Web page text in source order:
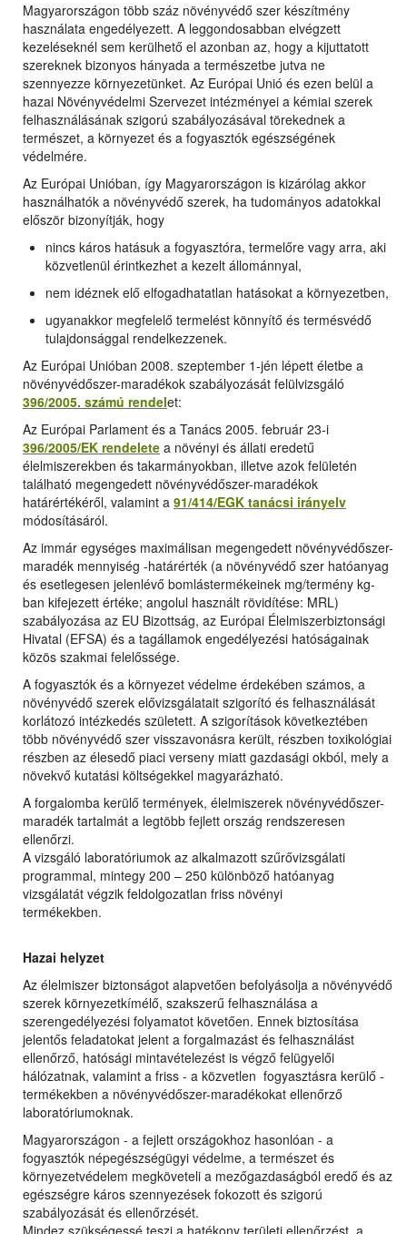
Magyarországon több száz növényvédő szer készítmény
használata engedélyezett. A leggondosabban elvégzett
kezeléseknél sem kerülhető el azonban az, hogy a kijuttatott
szereknek bizonyos hányada a természetbe jutva ne
szennyezze környezetünket. Az Európai Unió és ezen belül a
hazai Növényvédelmi Szervezet intézményei a kémiai szerek
felhasználásának szigorú szabályozásával törekednek a
természet, a környezet és a fogyasztók egészségének
védelmére.
Az Európai Unióban, így Magyarországon is kizárólag akkor
használhatók a növényvédő szerek, ha tudományos adatokkal
először bizonyítják, hogy
nincs káros hatásuk a fogyasztóra, termelőre vagy arra, aki
közvetlenül érintkezhet a kezelt állománnyal,
nem idéznek elő elfogadhatatlan hatásokat a környezetben,
ugyanakkor megfelelő termelést könnyítő és termésvédő
tulajdonsággal rendelkezzenek.
Az Európai Unióban 2008. szeptember 1-jén lépett életbe a
növényvédőszer-maradékok szabályozását felülvizsgáló
396/2005. számú rendelet:
Az Európai Parlament és a Tanács 2005. február 23-i
396/2005/EK rendelete a növényi és állati eredetű
élelmiszerekben és takarmányokban, illetve azok felületén
található megengedett növényvédőszer-maradékok
határértékéről, valamint a 91/414/EGK tanácsi irányelv
módosításáról.
Az immár egységes maximálisan megengedett növényvédőszer-
maradék mennyiség -határérték (a növényvédő szer hatóanyag
és esetlegesen jelenlévő bomlástermékeinek mg/termény kg-
ban kifejezett értéke; angolul használt rövidítése: MRL)
szabályozása az EU Bizottság, az Európai Élelmiszerbiztonsági
Hivatal (EFSA) és a tagállamok engedélyezési hatóságainak
közös szakmai felelőssége.
A fogyasztók és a környezet védelme érdekében számos, a
növényvédő szerek elővizsgálatait szigorító és felhasználását
korlátozó intézkedés született. A szigorítások következtében
több növényvédő szer visszavonásra került, részben toxikológiai
részben az élesedő piaci verseny miatt gazdasági okból, mely a
növekvő kutatási költségekkel magyarázható.
A forgalomba kerülő termények, élelmiszerek növényvédőszer-
maradék tartalmát a legtöbb fejlett ország rendszeresen
ellenőrzi.
A vizsgáló laboratóriumok az alkalmazott szűrővizsgálati
programmal, mintegy 200 – 250 különböző hatóanyag
vizsgálatát végzik feldolgozatlan friss növényi
termékekben.
Hazai helyzet
Az élelmiszer biztonságot alapvetően befolyásolja a növényvédő
szerek környezetkímélő, szakszerű felhasználása a
szerengedélyezési folyamatot követően. Ennek biztosítása
jelentős feladatokat jelent a forgalmazást és felhasználást
ellenőrző, hatósági mintavételezést is végző felügyelői
hálózatnak, valamint a friss - a közvetlen fogyasztásra kerülő -
termékekben a növényvédőszer-maradékokat ellenőrző
laboratóriumoknak.
Magyarországon - a fejlett országokhoz hasonlóan - a
fogyasztók népegészségügyi védelme, a természet és
környezetvédelem megköveteli a mezőgazdaságból eredő és az
egészségre káros szennyezések fokozott és szigorú
szabályozását és ellenőrzését.